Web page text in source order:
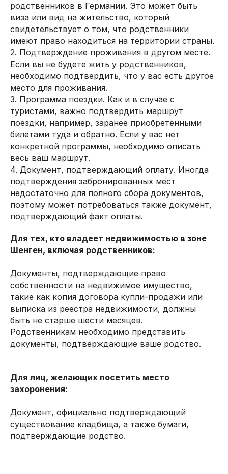
родственников в Германии. Это может быть
виза или вид на жительство, который
свидетельствует о том, что родственники
имеют право находиться на территории страны.
2. Подтверждение проживания в другом месте.
Если вы не будете жить у родственников,
необходимо подтвердить, что у вас есть другое
место для проживания.
3. Программа поездки. Как и в случае с
туристами, важно подтвердить маршрут
поездки, например, заранее приобретёнными
билетами туда и обратно. Если у вас нет
конкретной программы, необходимо описать
весь ваш маршрут.
4. Документ, подтверждающий оплату. Иногда
подтверждения забронированных мест
недостаточно для полного сбора документов,
поэтому может потребоваться также документ,
подтверждающий факт оплаты.
Для тех, кто владеет недвижимостью в зоне
Шенген, включая родственников:
Документы, подтверждающие право
собственности на недвижимое имущество,
такие как копия договора купли-продажи или
выписка из реестра недвижимости, должны
быть не старше шести месяцев.
Родственникам необходимо представить
документы, подтверждающие ваше родство.
Для лиц, желающих посетить место
захоронения:
Документ, официально подтверждающий
существование кладбища, а также бумаги,
подтверждающие родство.